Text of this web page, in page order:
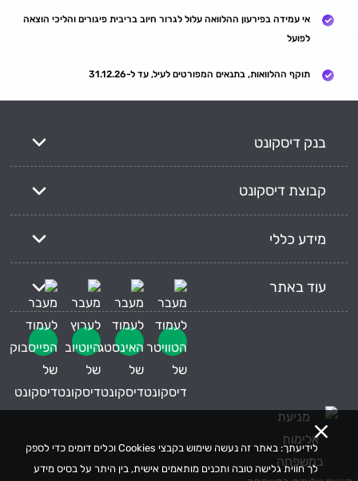
לידיעתך: באתר זה נעשה שימוש בקבצי Cookies וכלים דומים כדי לספק
לך חווית גלישה טובה ותכנים מותאמים אישית, בין היתר על בסיס מידע
​אי עמידה בפירעון ההלוואה עלול לגרור חיוב בריבית פיגורים והליכי הוצאה
לפועל
תוקף ההלוואות, בתנאים המפורטים לעיל, עד ל-31.12.26
בנק דיסקונט
קבוצת דיסקונט
מידע כללי
עוד באתר